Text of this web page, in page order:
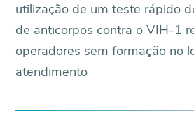
utilização de um teste rápido
de anticorpos contra o VIH-1
operadores sem formação no
atendimento